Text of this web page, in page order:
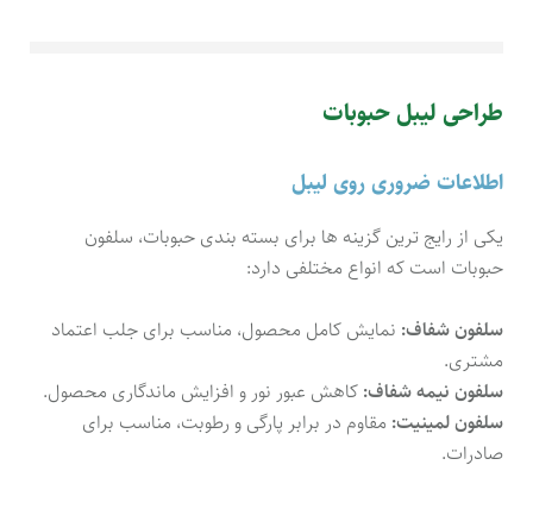
طراحی لیبل حبوبات
اطلاعات ضروری روی لیبل
یکی از رایج ترین گزینه ها برای بسته بندی حبوبات، سلفون
حبوبات است که انواع مختلفی دارد:
سلفون شفاف: نمایش کامل محصول، مناسب برای جلب اعتماد
مشتری.
سلفون نیمه شفاف: کاهش عبور نور و افزایش ماندگاری محصول.
سلفون لمینیت: مقاوم در برابر پارگی و رطوبت، مناسب برای
صادرات.